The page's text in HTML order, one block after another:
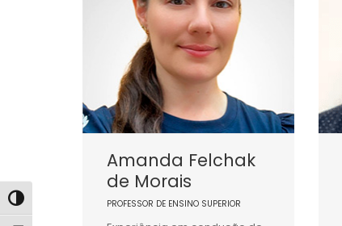
Alternar alto contraste
Amanda Felchak
de Morais
PROFESSOR DE ENSINO SUPERIOR